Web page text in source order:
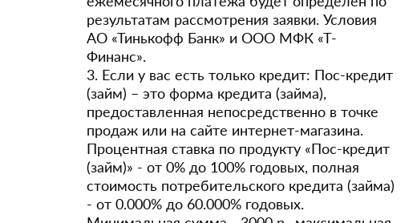
результатам рассмотрения заявки. Условия
АО «Тинькофф Банк» и ООО МФК «Т-
Финанс».
3. Если у вас есть только кредит: Пос-кредит
(займ) – это форма кредита (займа),
предоставленная непосредственно в точке
продаж или на сайте интернет-магазина.
Процентная ставка по продукту «Пос-кредит
(займ)» - от 0% до 100% годовых, полная
стоимость потребительского кредита (займа)
- от 0.000% до 60.000% годовых.